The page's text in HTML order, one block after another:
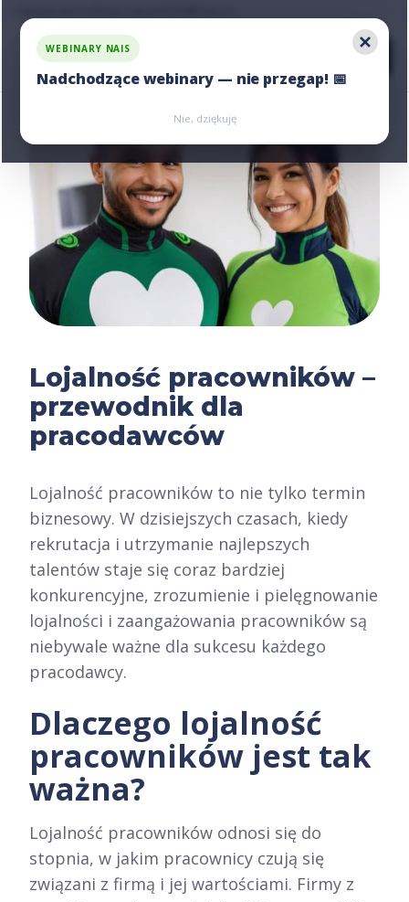
Lojalność pracowników –
przewodnik dla
pracodawców
Lojalność pracowników to nie tylko termin
biznesowy. W dzisiejszych czasach, kiedy
rekrutacja i utrzymanie najlepszych
talentów staje się coraz bardziej
konkurencyjne, zrozumienie i pielęgnowanie
lojalności i zaangażowania pracowników są
niebywale ważne dla sukcesu każdego
pracodawcy.
Dlaczego lojalność
pracowników jest tak
ważna?
Lojalność pracowników odnosi się do
stopnia, w jakim pracownicy czują się
związani z firmą i jej wartościami. Firmy z
WEBINARY NAIS
Nadchodzące webinary — nie przegap! 📅
Zarejestruj się
Zarejestruj się
Nie, dziękuję